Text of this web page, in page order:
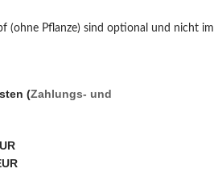
(ohne Pflanze) sind optional und nicht im
(Zahlungs- und